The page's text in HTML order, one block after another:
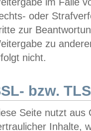
oder
zur
zu
nicht.
bzw.
Seite nutzt aus
Inhalte,